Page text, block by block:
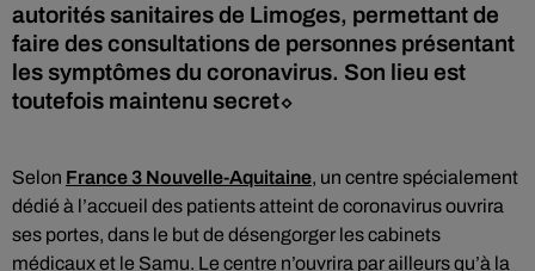
autorités sanitaires de Limoges, permettant de
faire des consultations de personnes présentant
les symptômes du coronavirus. Son lieu est
toutefois maintenu secret⬦
Selon France 3 Nouvelle-Aquitaine, un centre spécialement
dédié à l’accueil des patients atteint de coronavirus ouvrira
ses portes, dans le but de désengorger les cabinets
médicaux et le Samu. Le centre n’ouvrira par ailleurs qu’à la